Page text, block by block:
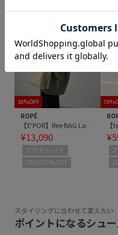
30%OFF
ROPÉ
【E'POR】Ree BAG Large【通勤】【A4対応】
¥13,090
アウトレット
2BUY10%OFF
スタイリングに合わせて変えたい
ポイントになるシュ